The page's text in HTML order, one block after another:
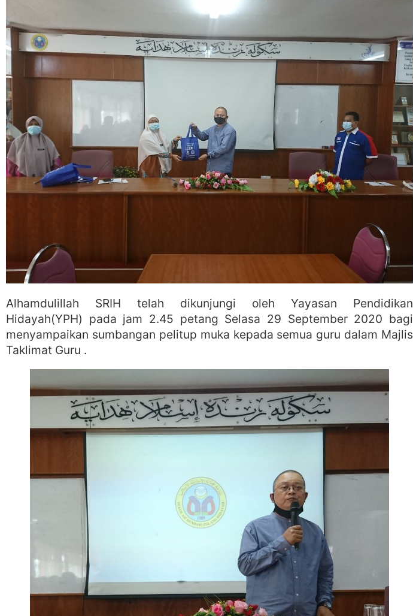
Alhamdulillah SRIH telah dikunjungi oleh Yayasan Pendidikan
Hidayah(YPH) pada jam 2.45 petang Selasa 29 September 2020 bagi
menyampaikan sumbangan pelitup muka kepada semua guru dalam Majlis
Taklimat Guru .